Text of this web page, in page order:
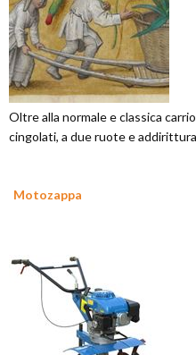
Oltre alla normale e classica
cingolati, a due ruote e
Motozappa